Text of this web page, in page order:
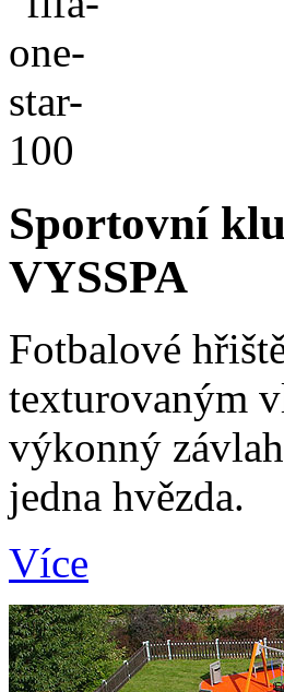
Sportovní
VYSSPA
Fotbalové
texturovaným
výkonný
jedna hvězda.
Více